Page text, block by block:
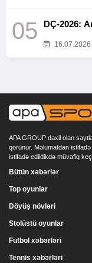
05 DÇ-2026:
16.07.2026
APA GROUP daxil olan
qorunur. Məlumatdan
istifadə edildikdə müvafiq
Bütün xəbərlər
Top oyunlar
Döyüş növləri
Stolüstü oyunlar
Futbol xəbərləri
Tennis xəbərləri